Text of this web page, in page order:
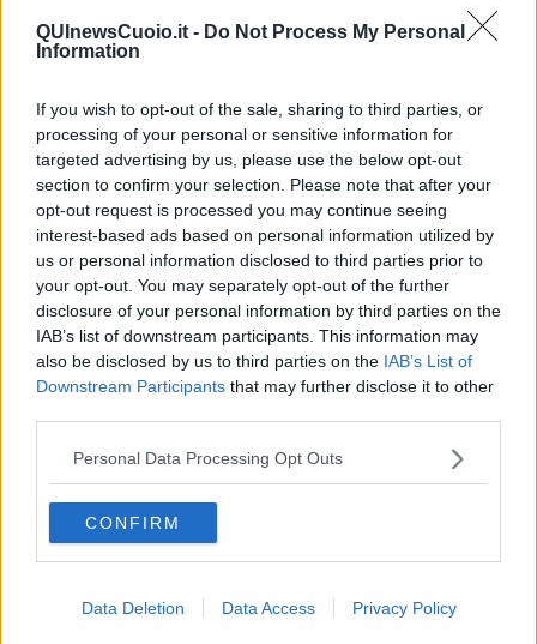
QUInewsCuoio.it - Do Not Process My Personal
Information
If you wish to opt-out of the sale, sharing to third parties, or
processing of your personal or sensitive information for
targeted advertising by us, please use the below opt-out
section to confirm your selection. Please note that after your
opt-out request is processed you may continue seeing
interest-based ads based on personal information utilized by
us or personal information disclosed to third parties prior to
your opt-out. You may separately opt-out of the further
disclosure of your personal information by third parties on the
IAB’s list of downstream participants. This information may
also be disclosed by us to third parties on the IAB’s List of
Downstream Participants that may further disclose it to other
Personal Data Processing Opt Outs
CONFIRM
Data Deletion Data Access Privacy Policy
Homo imbecillis
​4 anni di Blog
​Il passato, questo conosciuto!
​Clima ballerino e sbalzi d’umore
La maternità
​L’uomo o l’orso?
Non hanno un amico a teatro​
​Tutta una questione di rispetto
​Cose che ci esauriscono
​Vespa che passione!
​Lasciate ai vostri figli il diritto di piangere
​Parole d’amore regalate al vento
​Essere genitori di un adolescente
​Saper pazientare
​Giornata del Fiocchetto Lilla
​Venerdì emozionalmente sostenibile
Contornati di persone che…
Non dare niente per scontato
Che cos’è la dipendenza affettiva?
Quarta tappa nelle personalità: il narcisista
​Nuovi arrivi!
​Terza tappa nelle personalità: l’antisociale